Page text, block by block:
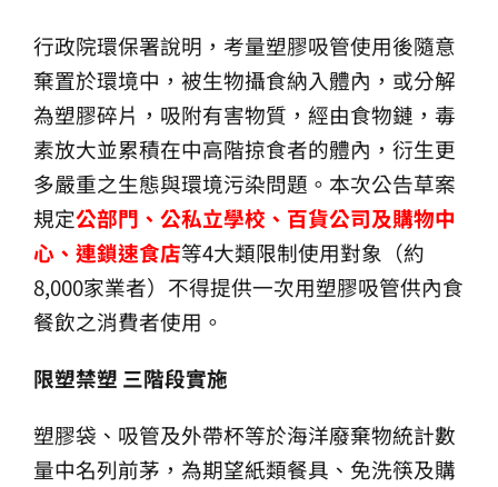
矽膠客製
生產製造
選購指南
公司介紹
聯繫洽詢
行政院環保署說明，考量塑膠吸管使用後隨意
棄置於環境中，被生物攝食納入體內，或分解
為塑膠碎片，吸附有害物質，經由食物鏈，毒
素放大並累積在中高階掠食者的體內，衍生更
多嚴重之生態與環境污染問題。本次公告草案
規定公部門、公私立學校、百貨公司及購物中
心、連鎖速食店等4大類限制使用對象（約
8,000家業者）不得提供一次用塑膠吸管供內食
餐飲之消費者使用。
限塑禁塑 三階段實施
塑膠袋、吸管及外帶杯等於海洋廢棄物統計數
量中名列前茅，為期望紙類餐具、免洗筷及購